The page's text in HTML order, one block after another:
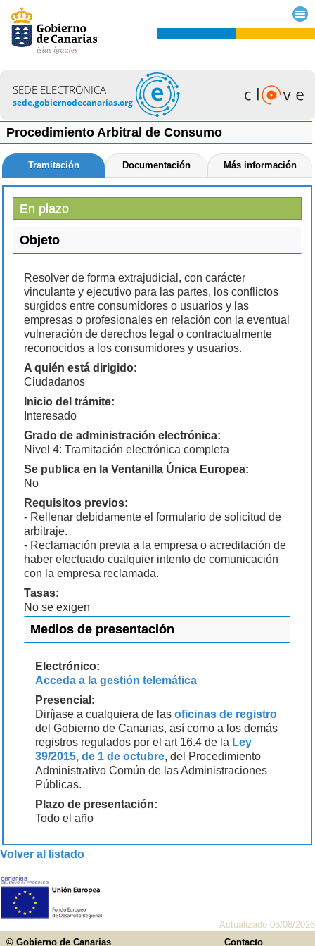
SEDE ELECTRÓNICA
sede.gobiernodecanarias.org
Procedimiento Arbitral de Consumo
Tramitación Documentación Más información
En plazo
Objeto
Resolver de forma extrajudicial, con carácter
vinculante y ejecutivo para las partes, los conflictos
surgidos entre consumidores o usuarios y las
empresas o profesionales en relación con la eventual
vulneración de derechos legal o contractualmente
reconocidos a los consumidores y usuarios.
A quién está dirigido:
Ciudadanos
Inicio del trámite:
Interesado
Grado de administración electrónica:
Nivel 4: Tramitación electrónica completa
Se publica en la Ventanilla Única Europea:
No
Requisitos previos:
- Rellenar debidamente el formulario de solicitud de
arbitraje.
- Reclamación previa a la empresa o acreditación de
haber efectuado cualquier intento de comunicación
con la empresa reclamada.
Tasas:
No se exigen
Medios de presentación
Electrónico:
Acceda a la gestión telemática
Presencial:
Diríjase a cualquiera de lasoficinas de registro
del Gobierno de Canarias, así como a los demás
registros regulados por el art 16.4 de la Ley
39/2015, de 1 de octubre, del Procedimiento
Administrativo Común de las Administraciones
Públicas.
Plazo de presentación:
Todo el año
Volver al listado
Actualizado 05/08/2026
© Gobierno de Canarias
Contacto